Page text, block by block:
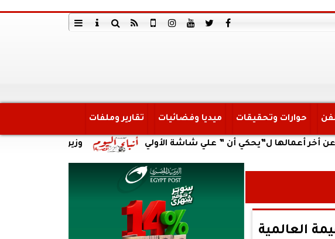
حوارات وتحقيقات ميديا وفضائيات تقارير وملفات
وزير العمل يتابع حادث انقلاب ل”يحكي أن ” علي شاشة الأولي
العالمية